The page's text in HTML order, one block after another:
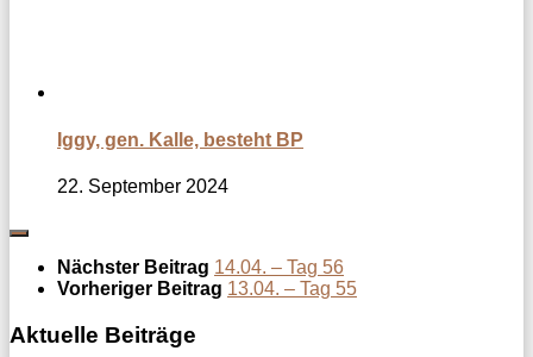
Iggy, gen. Kalle, besteht BP
22. September 2024
Nächster Beitrag 14.04. – Tag 56
Vorheriger Beitrag 13.04. – Tag 55
Aktuelle Beiträge